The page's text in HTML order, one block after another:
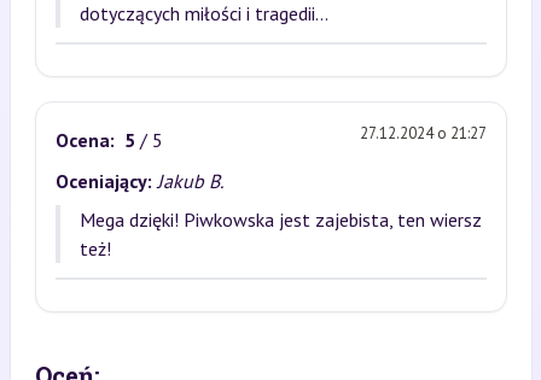
dotyczących miłości i tragedii...
Ocena: 5 / 5 27.12.2024 o 21:27
Oceniający: Jakub B.
Mega dzięki! Piwkowska jest zajebista, ten wiersz
też!